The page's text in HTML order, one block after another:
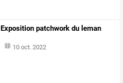
Exposition patchwork du leman
10 oct. 2022